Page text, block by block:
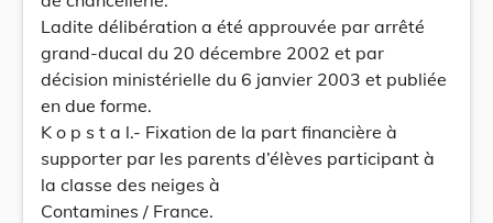
Ladite délibération a été approuvée par arrêté
grand-ducal du 20 décembre 2002 et par
décision ministérielle du 6 janvier 2003 et publiée
en due forme.
K o p s t a l.- Fixation de la part financière à
supporter par les parents d’élèves participant à
la classe des neiges à
Contamines / France.